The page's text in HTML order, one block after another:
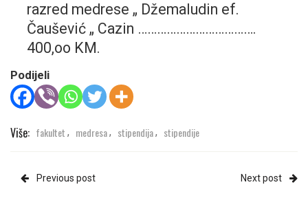
razred medrese „ Džemaludin ef.
Čaušević „ Cazin ……………………………….
400,oo KM.
Podijeli
Više: fakultet , medresa, stipendija, stipendije
Previous post Next post